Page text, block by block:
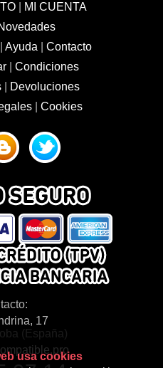
|
MI CUENTA
Ayuda
Contacto
| Condiciones
|
Devoluciones
Cookies
17
(España)
usa cookies